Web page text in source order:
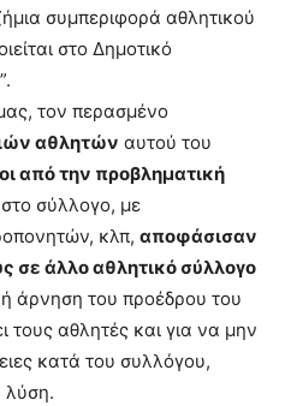
συμπεριφορά αθλητικού
στο Δημοτικό
τον περασμένο
αθλητών αυτού του
από την προβληματική
σύλλογο, με
κλπ, αποφάσισαν
σε άλλο αθλητικό σύλλογο
άρνηση του προέδρου του
αθλητές και για να μην
κατά του συλλόγου,
λύση.